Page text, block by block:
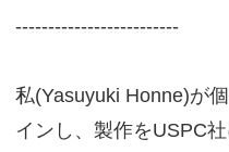
-------------------------
私(Yasuyuki Honne)が
インし、製作をUSPC